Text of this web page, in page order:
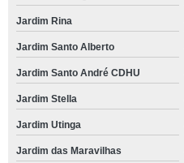
Jardim Rina
Jardim Santo Alberto
Jardim Santo André CDHU
Jardim Stella
Jardim Utinga
Jardim das Maravilhas